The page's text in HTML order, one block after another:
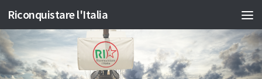
Salta al contenuto
Riconquistare l'Italia